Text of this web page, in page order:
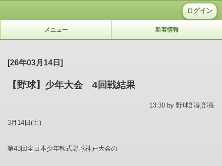
ログイン
メニュー 新着情報
[26年03月14日]
【野球】少年大会 4回戦結果
13:30 by 野球部副部長
3月14日(土)
第43回全日本少年軟式野球神戸大会の